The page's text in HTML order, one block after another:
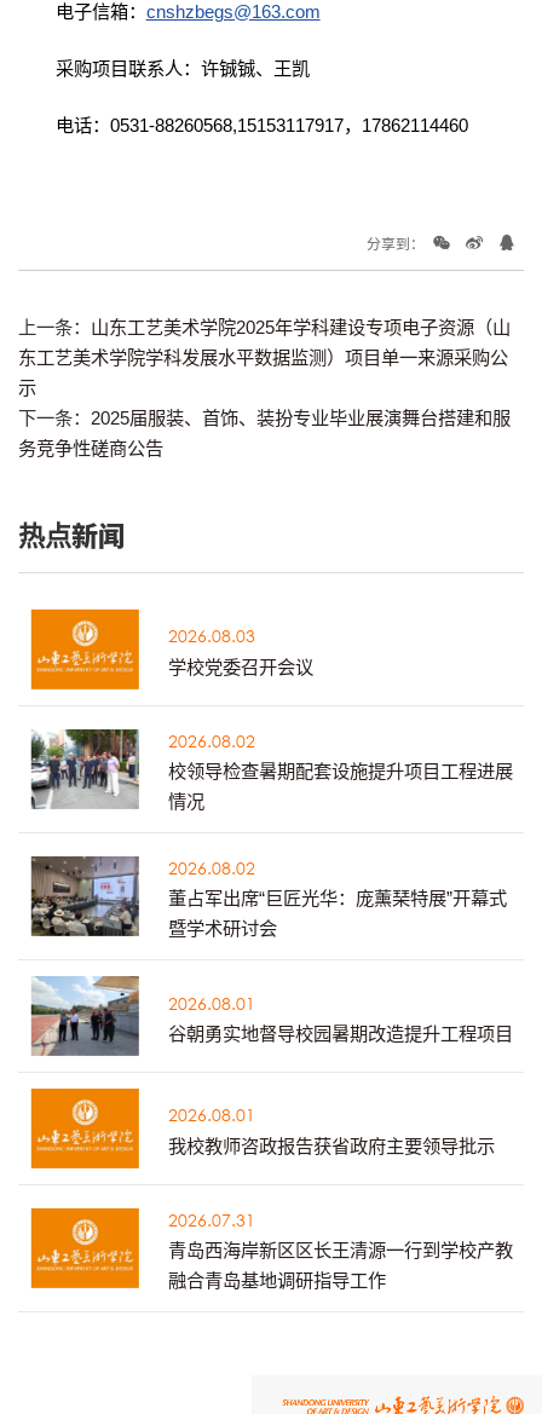
电子信箱： cnshzbegs@163.com
采购项目联系人：许铖铖、王凯
电话：0531-88260568,15153117917，17862114460
分享到：
上一条： 山东工艺美术学院2025年学科建设专项电子资源（山
东工艺美术学院学科发展水平数据监测）项目单一来源采购公
示
下一条： 2025届服装、首饰、装扮专业毕业展演舞台搭建和服
务竞争性磋商公告
热点新闻
2026.08.03
学校党委召开会议
2026.08.02
校领导检查暑期配套设施提升项目工程进展
情况
2026.08.02
董占军出席“巨匠光华：庞薰琹特展”开幕式
暨学术研讨会
2026.08.01
谷朝勇实地督导校园暑期改造提升工程项目
2026.08.01
我校教师咨政报告获省政府主要领导批示
2026.07.31
青岛西海岸新区区长王清源一行到学校产教
融合青岛基地调研指导工作